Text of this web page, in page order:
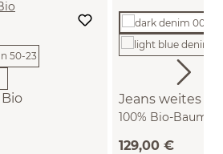
Jeans weites
100% Bio-
129,00 €